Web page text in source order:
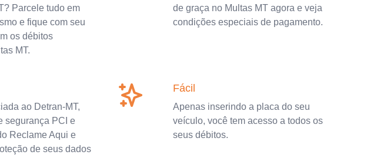
Parcele tudo em
e fique com seu
os débitos
MT.
de graça no Multas MT agora e veja
condições especiais de pagamento.
ao Detran-MT,
segurança PCI e
Reclame Aqui e
de seus dados
Fácil
Apenas inserindo a placa do seu
veículo, você tem acesso a todos os
seus débitos.